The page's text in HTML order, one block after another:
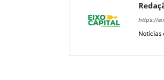
https://
Notícias